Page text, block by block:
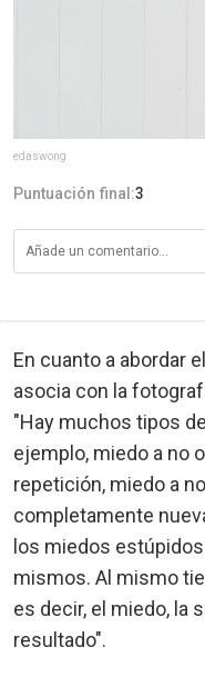
edaswong
Puntuación final:3
En cuanto a abordar
asocia con la
"Hay muchos tipos
ejemplo, miedo a no
repetición, miedo a
completamente
los miedos
mismos. Al mismo
es decir, el miedo, la
resultado".